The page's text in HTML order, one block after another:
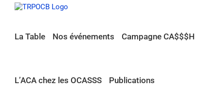
Passer
La Table Nos événements Campagne CA$$$H
L’ACA chez les OCASSS Publications